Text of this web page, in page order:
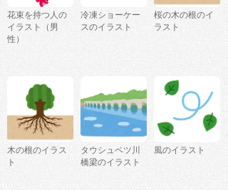
花束を持つ人の
イラスト（男
性）
冷凍ショーケー
スのイラスト
桜の木の根のイ
ラスト
木の根のイラス
ト
タウシュベツ川
橋梁のイラスト
風のイラスト